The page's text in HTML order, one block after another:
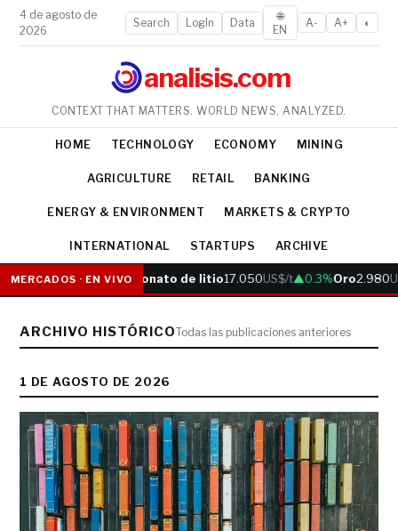
4 de agosto de
2026
Search LogIn Data
🌐
EN
A- A+ ◐
analisis.com
CONTEXT THAT MATTERS. WORLD NEWS, ANALYZED.
HOME TECHNOLOGY ECONOMY MINING
AGRICULTURE RETAIL BANKING
ENERGY & ENVIRONMENT MARKETS & CRYPTO
INTERNATIONAL STARTUPS ARCHIVE
MERCADOS · EN VIVO
lb▲0.3%Carbonato de litio 17.050US$/t▲0.3%Oro2.980US$/oz
ARCHIVO HISTÓRICOTodas las publicaciones anteriores
1 DE AGOSTO DE 2026